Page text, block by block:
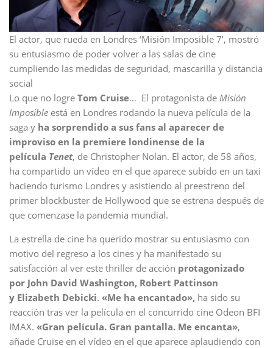
El actor, que rueda en Londres ‘Misión Imposible 7’, mostró
su entusiasmo de poder volver a las salas de cine
cumpliendo las medidas de seguridad, mascarilla y distancia
social
Lo que no logre Tom Cruise… El protagonista de Misión
Imposible está en Londres rodando la nueva película de la
saga y ha sorprendido a sus fans al aparecer de
improviso en la premiere londinense de la
película Tenet, de Christopher Nolan. El actor, de 58 años,
ha compartido un vídeo en el que aparece subido en un taxi
haciendo turismo Londres y asistiendo al preestreno del
primer blockbuster de Hollywood que se estrena después de
que comenzase la pandemia mundial.
La estrella de cine ha querido mostrar su entusiasmo con
motivo del regreso a los cines y ha manifestado su
satisfacción al ver este thriller de acción protagonizado
por John David Washington, Robert Pattinson
y Elizabeth Debicki. «Me ha encantado», ha sido su
reacción tras ver la película en el concurrido cine Odeon BFI
IMAX. «Gran película. Gran pantalla. Me encanta»,
añade Cruise en el vídeo en el que aparece aplaudiendo con